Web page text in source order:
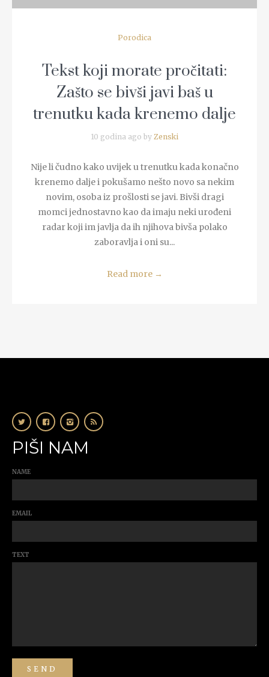
Porodica
Tekst koji morate pročitati:
Zašto se bivši javi baš u
trenutku kada krenemo dalje
10 godina ago by Zenski
Nije li čudno kako uvijek u trenutku kada konačno
krenemo dalje i pokušamo nešto novo sa nekim
novim, osoba iz prošlosti se javi. Bivši dragi
momci jednostavno kao da imaju neki urođeni
radar koji im javlja da ih njihova bivša polako
zaboravlja i oni su...
Read more →
PIŠI NAM
NAME
EMAIL
TEXT